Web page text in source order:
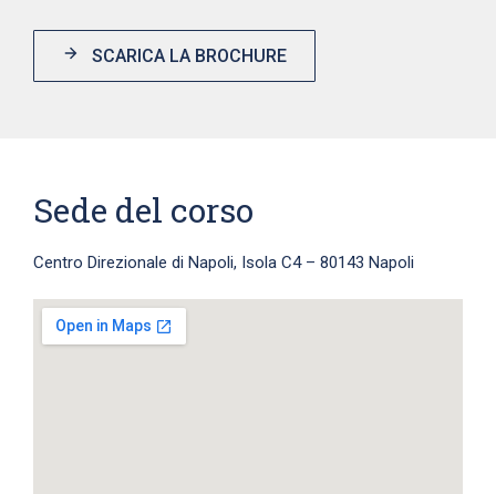
SCARICA LA BROCHURE
Sede del corso
Centro Direzionale di Napoli, Isola C4 – 80143 Napoli